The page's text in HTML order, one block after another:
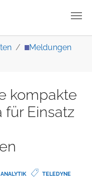
Meldungen
kompakte
Einsatz
ANALYTIK
TELEDYNE